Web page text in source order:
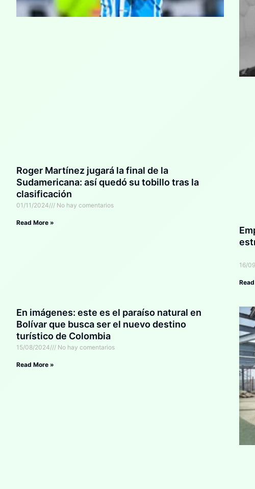
Roger Martínez jugará la final de la
Sudamericana: así quedó su tobillo tras la
clasificación
01/11/2024 No hay comentarios
Read More »
16/
En imágenes: este es el paraíso natural en
Bolívar que busca ser el nuevo destino
turístico de Colombia
15/08/2024 No hay comentarios
Read More »